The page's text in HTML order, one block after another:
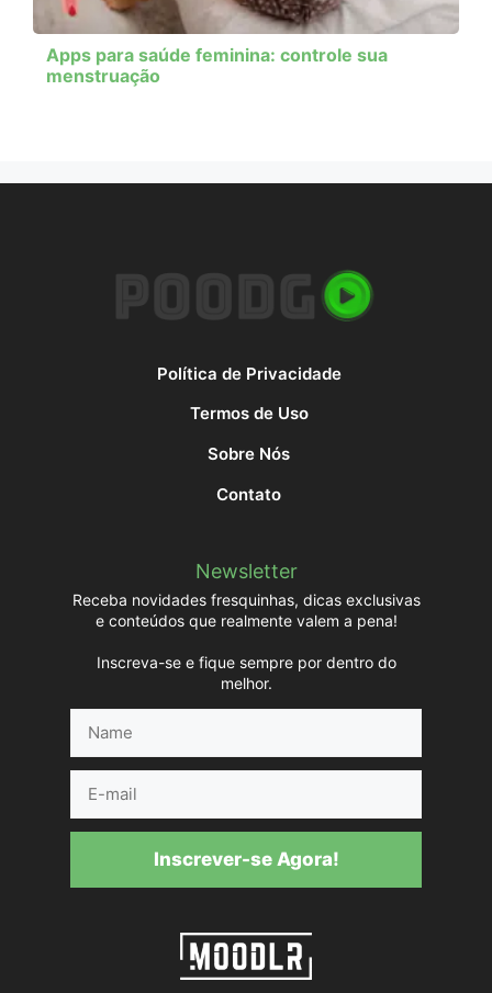
Apps para saúde feminina: controle sua
menstruação
Política de Privacidade
Termos de Uso
Sobre Nós
Contato
Newsletter
Receba novidades fresquinhas, dicas exclusivas
e conteúdos que realmente valem a pena!
Inscreva-se e fique sempre por dentro do
melhor.
mail
Inscrever-se Agora!